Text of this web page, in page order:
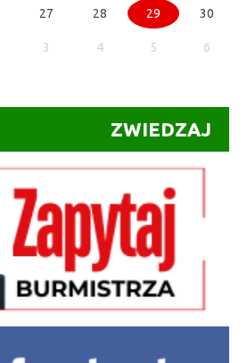
27 28 29 30
3 4 5 6
ZWIEDZAJ